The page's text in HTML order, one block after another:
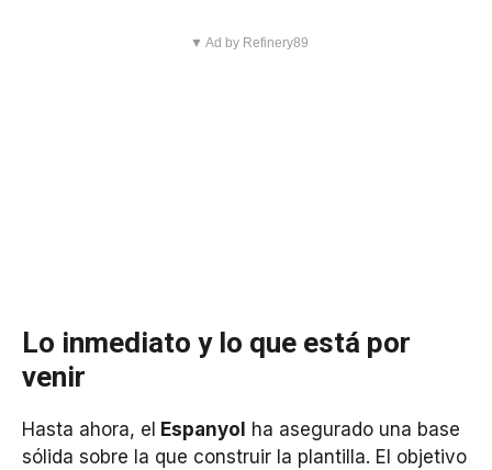
▼ Ad by Refinery89
Lo inmediato y lo que está por
venir
Hasta ahora, el Espanyol
ha asegurado una base
sólida sobre la que construir la plantilla. El objetivo